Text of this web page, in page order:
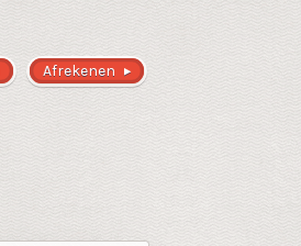
Afrekenen